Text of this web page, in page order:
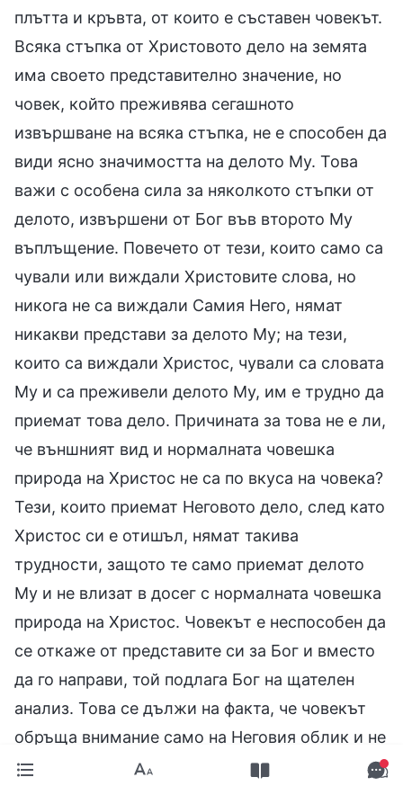
плътта и кръвта, от които е съставен човекът.
Всяка стъпка от Христовото дело на земята
има своето представително значение, но
човек, който преживява сегашното
извършване на всяка стъпка, не е способен да
види ясно значимостта на делото Му. Това
важи с особена сила за няколкото стъпки от
делото, извършени от Бог във второто Му
въплъщение. Повечето от тези, които само са
чували или виждали Христовите слова, но
никога не са виждали Самия Него, нямат
никакви представи за делото Му; на тези,
които са виждали Христос, чували са словата
Му и са преживели делото Му, им е трудно да
приемат това дело. Причината за това не е ли,
че външният вид и нормалната човешка
природа на Христос не са по вкуса на човека?
Тези, които приемат Неговото дело, след като
Христос си е отишъл, нямат такива
трудности, защото те само приемат делото
Му и не влизат в досег с нормалната човешка
природа на Христос. Човекът е неспособен да
се откаже от представите си за Бог и вместо
да го направи, той подлага Бог на щателен
анализ. Това се дължи на факта, че човекът
обръща внимание само на Неговия облик и не
е способен да разпознае същината Му въз